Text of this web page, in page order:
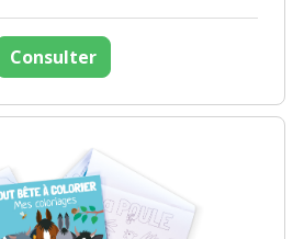
Consulter